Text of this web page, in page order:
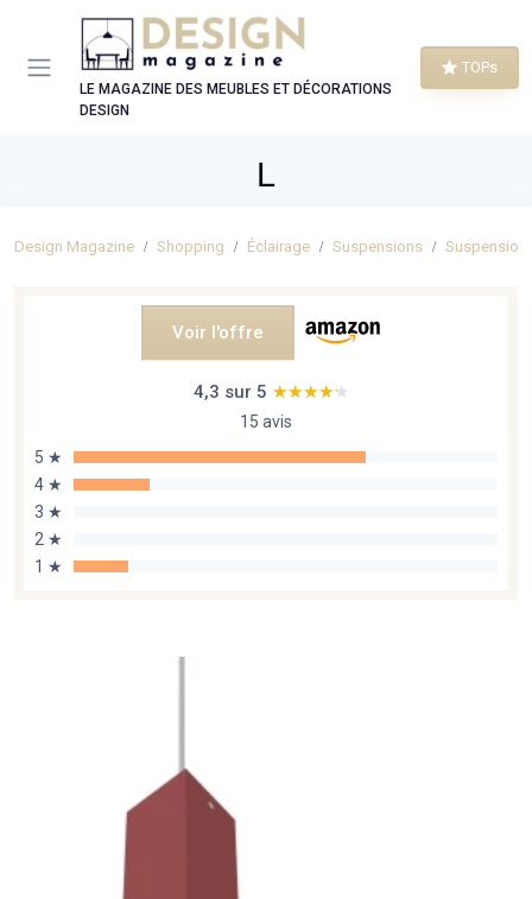
LE MAGAZINE DES MEUBLES ET DÉCORATIONS
DESIGN
TOPs
L
Design Magazine Shopping Éclairage Suspensions
Voir l'offre
4,3 sur 5 ★★★★★
★★★★★
15 avis
5 ★
4 ★
3 ★
2 ★
1 ★
Panneau de gestion des cookies